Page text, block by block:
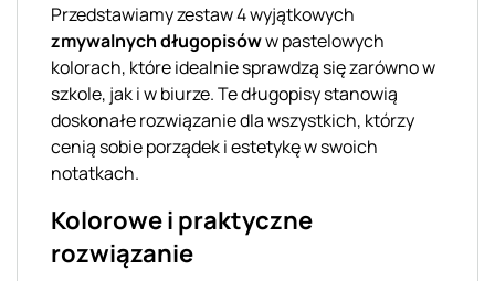
Przedstawiamy zestaw 4 wyjątkowych
zmywalnych długopisóww pastelowych
kolorach, które idealnie sprawdzą się zarówno w
szkole, jak i w biurze. Te długopisy stanowią
doskonałe rozwiązanie dla wszystkich, którzy
cenią sobie porządek i estetykę w swoich
notatkach.
Kolorowe i praktyczne
rozwiązanie